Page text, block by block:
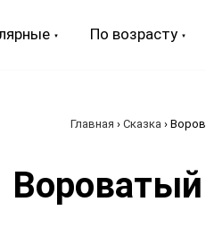
По возрасту
Главная › Сказка ›